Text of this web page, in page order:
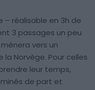
– réalisable en 3h de
3 passages un peu
vers un
Norvège. Pour celles
leur temps,
de part et